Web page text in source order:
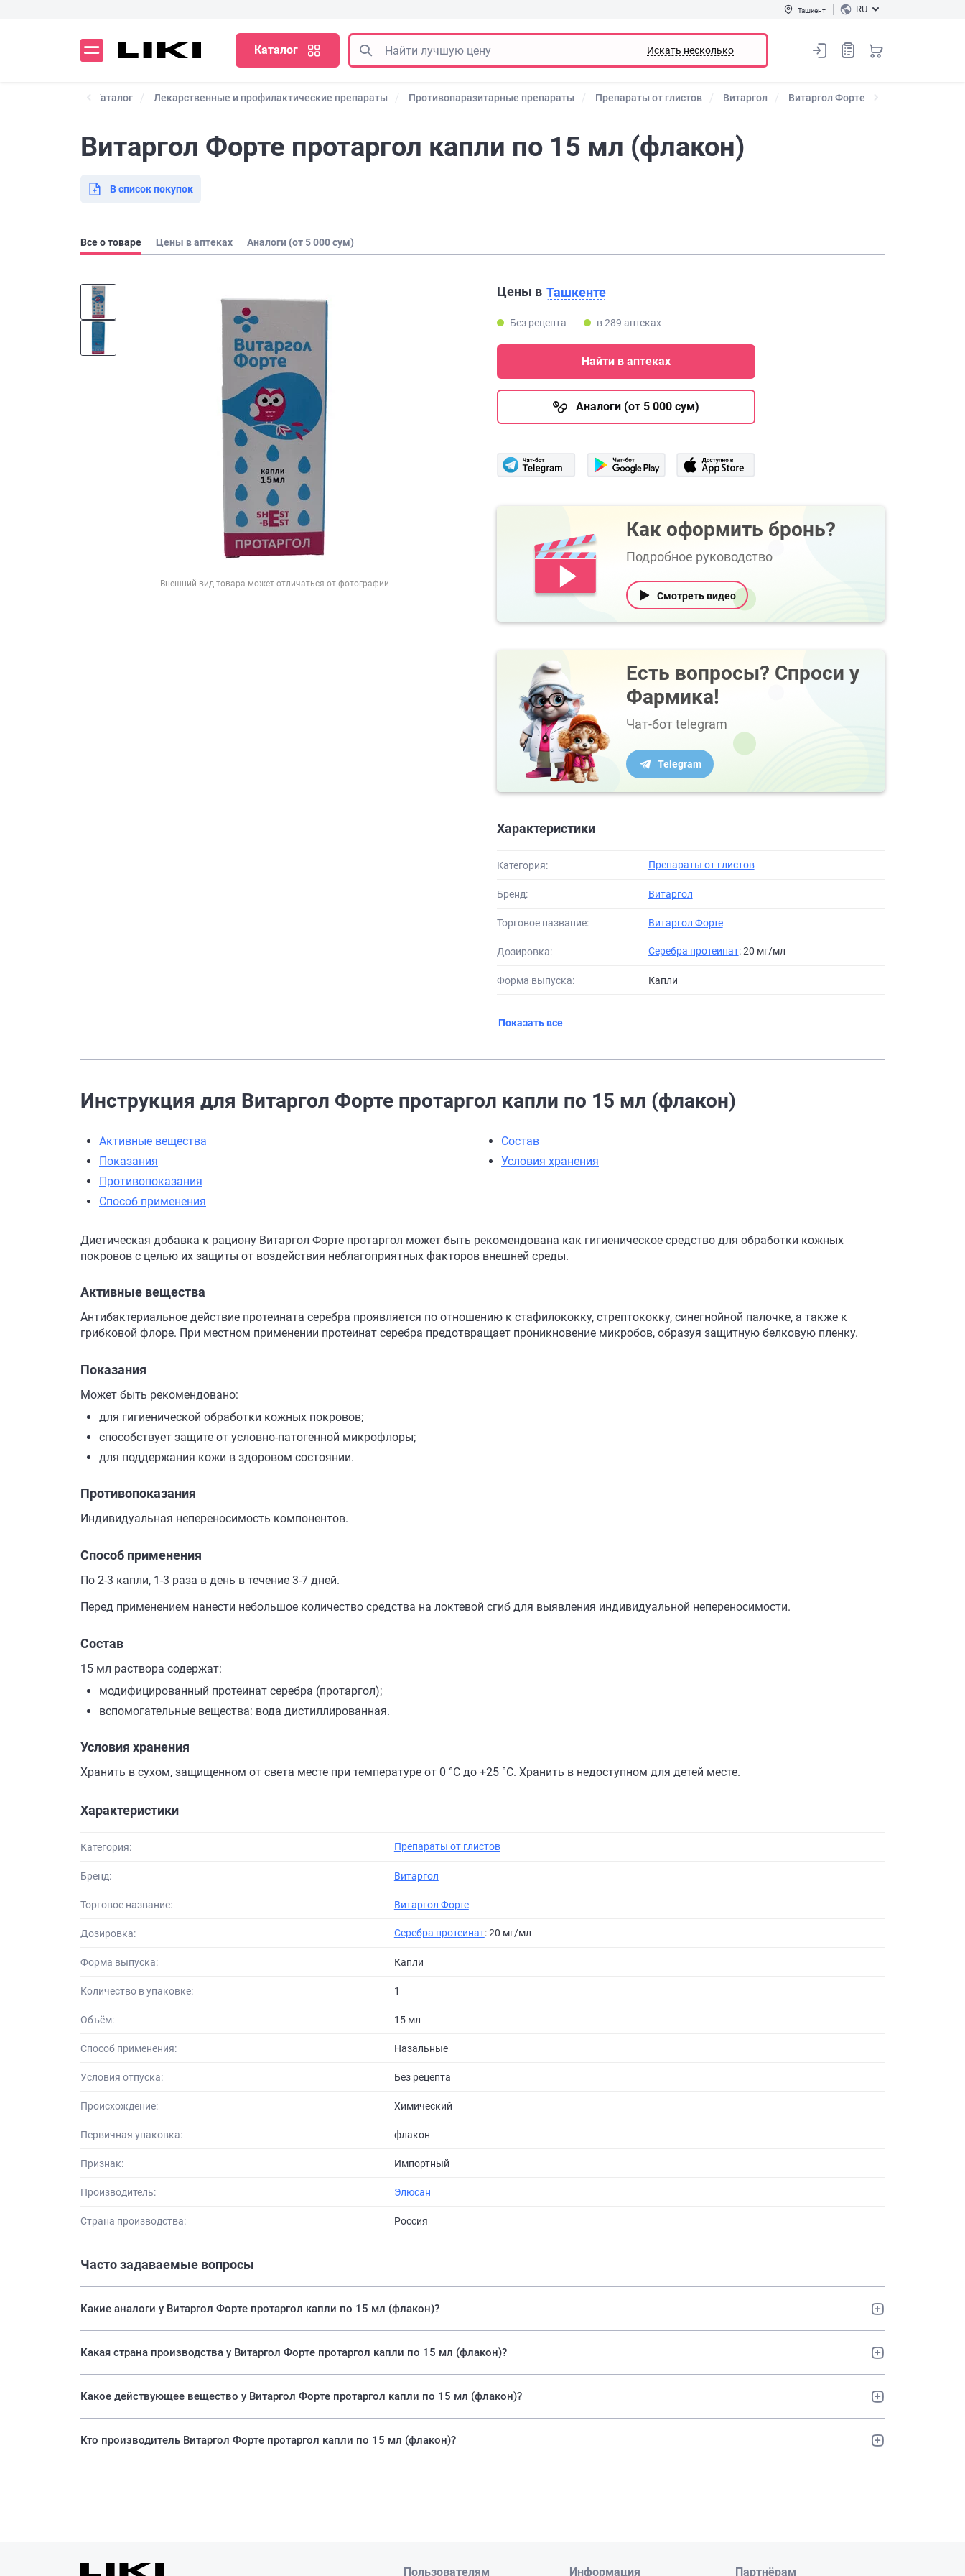
Ташкент RU
Каталог Искать несколько
Каталог Лекарственные и профилактические препараты Противопаразитарные препараты Препараты от глистов Витаргол Витаргол Форте
Витаргол Форте протаргол капли по 15 мл (флакон)
В список покупок
Все о товаре Цены в аптеках Аналоги (от 5 000 сум)
Внешний вид товара может отличаться от фотографии
Цены в Ташкенте
Без рецепта в 289 аптеках
Найти в аптеках
Аналоги (от 5 000 сум)
Как оформить бронь?
Подробное руководство
Смотреть видео
Есть вопросы? Спроси у
Фармика!
Чат-бот telegram
Telegram
Характеристики
Категория: Препараты от глистов
Бренд: Витаргол
Торговое название: Витаргол Форте
Дозировка: Серебра протеинат: 20 мг/мл
Форма выпуска: Капли
Показать все
Инструкция для Витаргол Форте протаргол капли по 15 мл (флакон)
Активные вещества
Показания
Противопоказания
Способ применения
Состав
Условия хранения
Диетическая добавка к рациону Витаргол Форте протаргол может быть рекомендована как гигиеническое средство для обработки кожных
покровов с целью их защиты от воздействия неблагоприятных факторов внешней среды.
Активные вещества
Антибактериальное действие протеината серебра проявляется по отношению к стафилококку, стрептококку, синегнойной палочке, а также к
грибковой флоре. При местном применении протеинат серебра предотвращает проникновение микробов, образуя защитную белковую пленку.
Показания
Может быть рекомендовано:
для гигиенической обработки кожных покровов;
способствует защите от условно-патогенной микрофлоры;
для поддержания кожи в здоровом состоянии.
Противопоказания
Индивидуальная непереносимость компонентов.
Способ применения
По 2-3 капли, 1-3 раза в день в течение 3-7 дней.
Перед применением нанести небольшое количество средства на локтевой сгиб для выявления индивидуальной непереносимости.
Состав
15 мл раствора содержат:
модифицированный протеинат серебра (протаргол);
вспомогательные вещества: вода дистиллированная.
Условия хранения
Хранить в сухом, защищенном от света месте при температуре от 0 °C до +25 °C. Хранить в недоступном для детей месте.
Характеристики
Категория: Препараты от глистов
Бренд: Витаргол
Торговое название: Витаргол Форте
Дозировка: Серебра протеинат: 20 мг/мл
Форма выпуска: Капли
Количество в упаковке: 1
Объём: 15 мл
Способ применения: Назальные
Условия отпуска: Без рецепта
Происхождение: Химический
Первичная упаковка: флакон
Признак: Импортный
Производитель: Элюсан
Страна производства: Россия
Часто задаваемые вопросы
Какие аналоги у Витаргол Форте протаргол капли по 15 мл (флакон)?
Какая страна производства у Витаргол Форте протаргол капли по 15 мл (флакон)?
Какое действующее вещество у Витаргол Форте протаргол капли по 15 мл (флакон)?
Кто производитель Витаргол Форте протаргол капли по 15 мл (флакон)?
Пользователям Информация Партнёрам